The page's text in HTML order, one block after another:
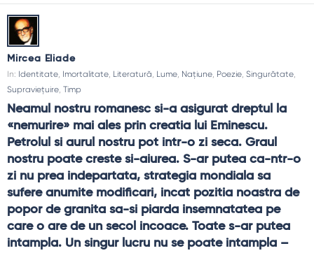
Mircea Eliade
In: Identitate, Imortalitate, Literatură, Lume, Națiune, Poezie, Singurătate,
Supraviețuire, Timp
Neamul nostru romanesc si-a asigurat dreptul la
«nemurire» mai ales prin creatia lui Eminescu.
Petrolul si aurul nostru pot intr-o zi seca. Graul
nostru poate creste si-aiurea. S-ar putea ca-ntr-o
zi nu prea indepartata, strategia mondiala sa
sufere anumite modificari, incat pozitia noastra de
popor de granita sa-si piarda insemnatatea pe
care o are de un secol incoace. Toate s-ar putea
intampla. Un singur lucru nu se poate intampla –